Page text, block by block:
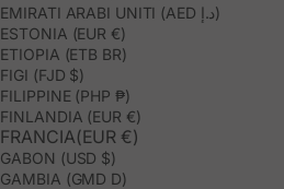
EMIRATI ARABI UNITI (AED د.إ)
ESTONIA (EUR €)
ETIOPIA (ETB BR)
FIGI (FJD $)
FILIPPINE (PHP ₱)
FINLANDIA (EUR €)
FRANCIA(EUR €)
GABON (USD $)
GAMBIA (GMD D)